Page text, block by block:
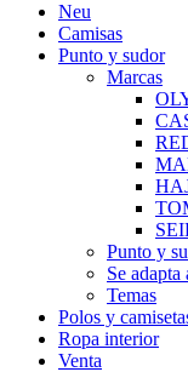
Neu
Camisas
Punto y sudor
Marcas
Punto y
Se adapta
Temas
Polos y
Ropa interior
Venta